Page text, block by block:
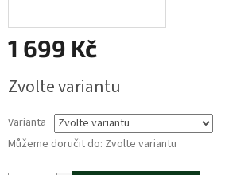
1 699 Kč
cena:
Zvolte variantu
Varianta
Můžeme doručit do: Zvolte variantu